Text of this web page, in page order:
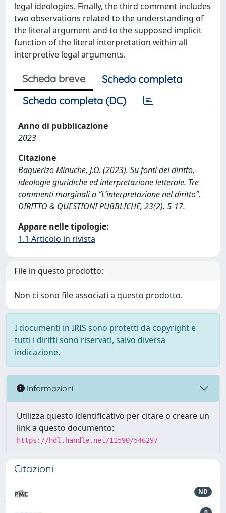
legal ideologies. Finally, the third comment includes
two observations related to the understanding of
the literal argument and to the supposed implicit
function of the literal interpretation within all
interpretive legal arguments.
Scheda breve
Scheda completa
Scheda completa (DC)
Anno di pubblicazione
2023
Citazione
Baquerizo Minuche, J.O. (2023). Su fonti del diritto,
ideologie giuridiche ed interpretazione letterale. Tre
commenti marginali a “L’interpretazione nel diritto”.
DIRITTO & QUESTIONI PUBBLICHE, 23(2), 5-17.
Appare nelle tipologie:
1.1 Articolo in rivista
File in questo prodotto:
Non ci sono file associati a questo prodotto.
I documenti in IRIS sono protetti da copyright e
tutti i diritti sono riservati, salvo diversa
indicazione.
Informazioni
Utilizza questo identificativo per citare o creare un
link a questo documento:
https://hdl.handle.net/11590/546297
Citazioni
ND